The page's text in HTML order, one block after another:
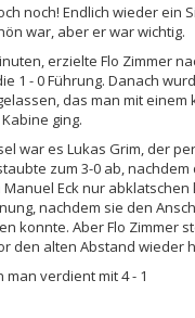
noch! Endlich wieder ein
war, aber er war wichtig.
erzielte Flo Zimmer
1 - 0 Führung. Danach
das man mit einem
ging.
war es Lukas Grim, der
zum 3-0 ab,
Eck nur abklatschen
nachdem sie den
konnte. Aber Flo Zimmer
den alten Abstand wieder
man verdient mit 4 - 1